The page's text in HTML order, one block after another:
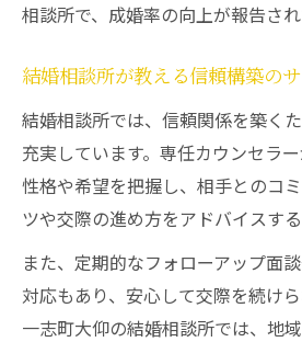
相談所で、成婚率の向上が報告され
結婚相談所が教える信頼構築の
結婚相談所では、信頼関係を築く
充実しています。専任カウンセラ
性格や希望を把握し、相手とのコ
ツや交際の進め方をアドバイスする
また、定期的なフォローアップ面
対応もあり、安心して交際を続け
一志町大仰の結婚相談所では、地